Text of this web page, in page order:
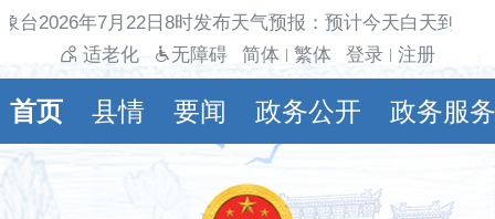
台2026年7月22日8时发布天气预报：预计今天白天到
适老化
无障碍 简体 繁体 登录 注册
首页 县情 要闻 政务公开 政务服务